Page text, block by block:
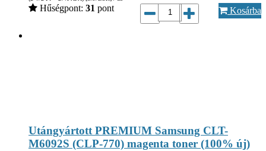
Hűségpont: 31 pont Kosárba
Utángyártott PREMIUM Samsung CLT-
M6092S (CLP-770) magenta toner (100% új)